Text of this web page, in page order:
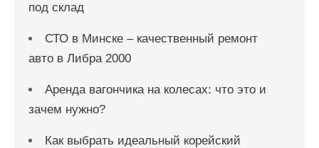
под склад
СТО в Минске – качественный ремонт
авто в Либра 2000
Аренда вагончика на колесах: что это и
зачем нужно?
Как выбрать идеальный корейский